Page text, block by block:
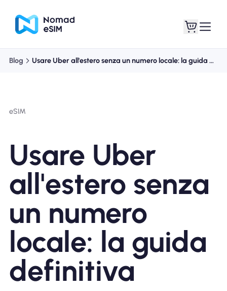
Acquista piani
Informazioni sull'eSIM
Perché l'eSIM Nomad
Utilizzando una eSIM
Blog Usare Uber all'estero senza un numero locale: la guida definitiva
eSIM
Usare Uber
all'estero senza
un numero
locale: la guida
definitiva